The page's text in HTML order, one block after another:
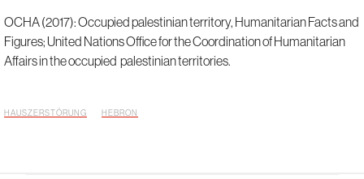
OCHA (2017): Occupied palestinian territory, Humanitarian Facts and
Figures; United Nations Office for the Coordination of Humanitarian
Affairs in the occupied palestinian territories.
HAUSZERSTÖRUNG HEBRON